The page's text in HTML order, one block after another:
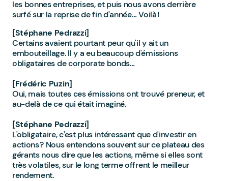
les bonnes entreprises, et puis nous avons derrière
surfé sur la reprise de fin d'année… Voilà !
[Stéphane Pedrazzi]
Certains avaient pourtant peur qu'il y ait un
embouteillage. Il y a eu beaucoup d'émissions
obligataires de corporate bonds…
[Frédéric Puzin]
Oui, mais toutes ces émissions ont trouvé preneur, et
au-delà de ce qui était imaginé.
[Stéphane Pedrazzi]
L'obligataire, c'est plus intéressant que d'investir en
actions ? Nous entendons souvent sur ce plateau des
gérants nous dire que les actions, même si elles sont
très volatiles, sur le long terme offrent le meilleur
rendement.